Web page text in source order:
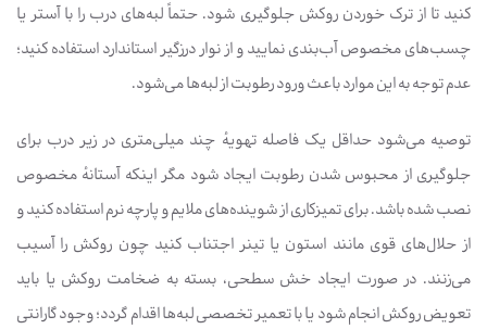
کنید تا از ترک خوردن روکش جلوگیری شود. حتماً لبه‌های درب را با آستر یا
چسب‌های مخصوص آب‌بندی نمایید و از نوار درزگیر استاندارد استفاده کنید؛
عدم توجه به این موارد باعث ورود رطوبت از لبه‌ها می‌شود.
توصیه می‌شود حداقل یک فاصله تهویهٔ چند میلی‌متری در زیر درب برای
جلوگیری از محبوس شدن رطوبت ایجاد شود مگر اینکه آستانهٔ مخصوص
نصب شده باشد. برای تمیزکاری از شوینده‌های ملایم و پارچه نرم استفاده کنید و
از حلال‌های قوی مانند استون یا تینر اجتناب کنید چون روکش را آسیب
می‌زنند. در صورت ایجاد خش سطحی، بسته به ضخامت روکش یا باید
تعویض روکش انجام شود یا با تعمیر تخصصی لبه‌ها اقدام گردد؛ وجود گارانتی